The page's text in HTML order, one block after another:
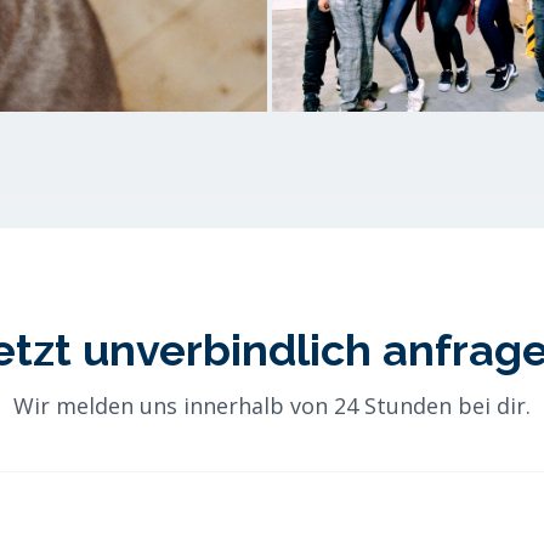
unverbindlich
Wir melden uns innerhalb von 24 Stunden bei dir.